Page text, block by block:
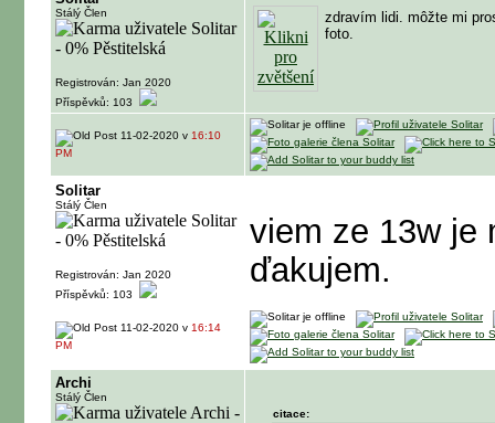
Stálý Člen
Registrován: Jan 2020
Příspěvků: 103
zdravím lidi. môžte mi
foto.
11-02-2020 v 16:10
PM
Solitar
Stálý Člen
Registrován: Jan 2020
Příspěvků: 103
viem ze 13w je
ďakujem.
11-02-2020 v 16:14
PM
Archi
Stálý Člen
citace: